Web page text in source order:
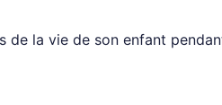
de la vie de son enfant